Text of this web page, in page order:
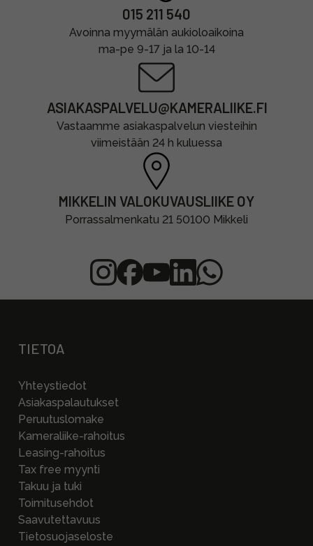
015 211 540
Avoinna myymälän aukioloaikoina
ma-pe 9-17 ja la 10-14
ASIAKASPALVELU@KAMERALIIKE.FI
Vastaamme asiakaspalvelun viesteihin
viimeistään 24 h kuluessa
MIKKELIN VALOKUVAUSLIIKE OY
Porrassalmenkatu 21 50100 Mikkeli
TIETOA
Yhteystiedot
Asiakaspalautukset
Peruutuslomake
Kameraliike-rahoitus
Leasing-rahoitus
Tax free myynti
Takuu ja tuki
Toimitusehdot
Saavutettavuus
Tietosuojaseloste